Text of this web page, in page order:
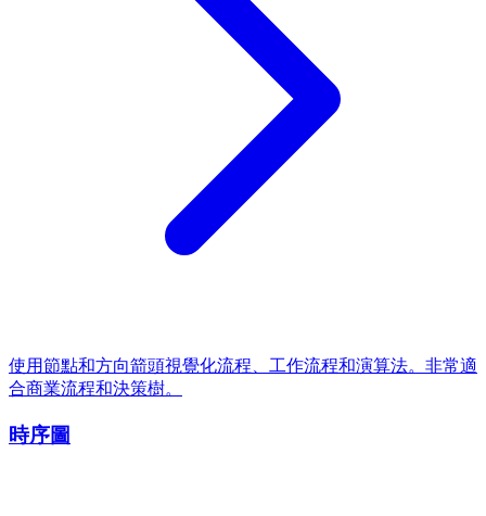
使用節點和方向箭頭視覺化流程、工作流程和演算法。非常適
合商業流程和決策樹。
時序圖